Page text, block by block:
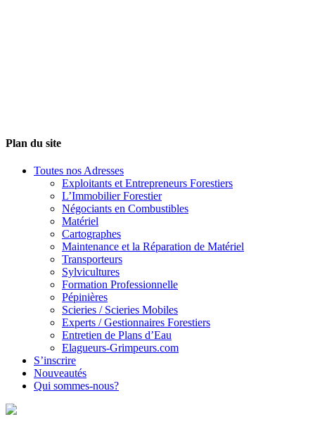
Plan du site
Toutes nos Adresses
Exploitants et Entrepreneurs Forestiers
L’Immobilier Forestier
Négociants en Combustibles
Matériel
Cartographes
Maintenance et la Réparation de Matériel
Transporteurs
Sylvicultures
Formation Professionnelle
Pépinières
Scieries / Scieries Mobiles
Experts / Gestionnaires Forestiers
Entretien de Plans d’Eau
Elagueurs-Grimpeurs.com
S’inscrire
Nouveautés
Qui sommes-nous?